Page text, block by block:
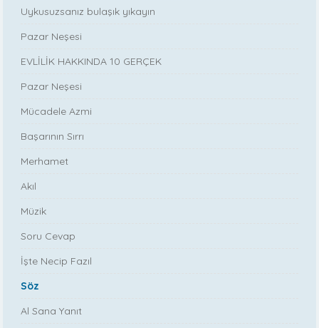
Uykusuzsanız bulaşık yıkayın
Pazar Neşesi
EVLİLİK HAKKINDA 10 GERÇEK
Pazar Neşesi
Mücadele Azmi
Başarının Sırrı
Merhamet
Akıl
Müzik
Soru Cevap
İşte Necip Fazıl
Söz
Al Sana Yanıt